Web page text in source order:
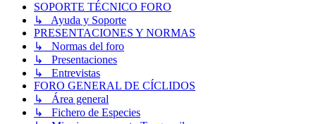
SOPORTE TÉCNICO FORO
↳ Ayuda y Soporte
PRESENTACIONES Y NORMAS
↳ Normas del foro
↳ Presentaciones
↳ Entrevistas
FORO GENERAL DE CÍCLIDOS
↳ Área general
↳ Fichero de Especies